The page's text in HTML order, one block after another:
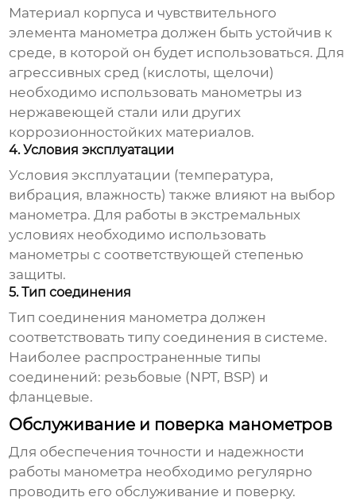
Материал корпуса и чувствительного
элемента манометра должен быть устойчив к
среде, в которой он будет использоваться. Для
агрессивных сред (кислоты, щелочи)
необходимо использовать манометры из
нержавеющей стали или других
коррозионностойких материалов.
4. Условия эксплуатации
Условия эксплуатации (температура,
вибрация, влажность) также влияют на выбор
манометра. Для работы в экстремальных
условиях необходимо использовать
манометры с соответствующей степенью
защиты.
5. Тип соединения
Тип соединения манометра должен
соответствовать типу соединения в системе.
Наиболее распространенные типы
соединений: резьбовые (NPT, BSP) и
фланцевые.
Обслуживание и поверка манометров
Для обеспечения точности и надежности
работы манометра необходимо регулярно
проводить его обслуживание и поверку.